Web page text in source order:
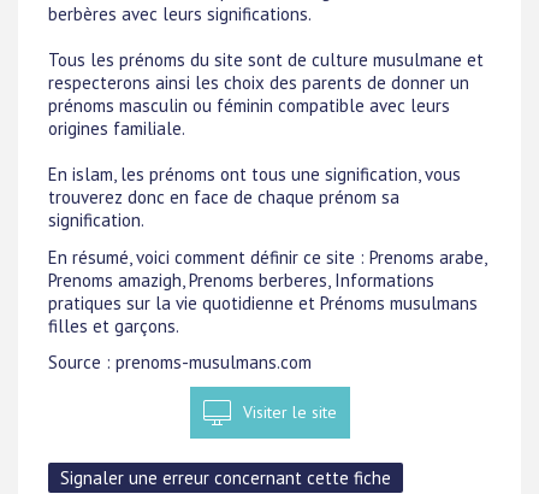
berbères avec leurs significations.
Tous les prénoms du site sont de culture musulmane et
respecterons ainsi les choix des parents de donner un
prénoms masculin ou féminin compatible avec leurs
origines familiale.
En islam, les prénoms ont tous une signification, vous
trouverez donc en face de chaque prénom sa
signification.
En résumé, voici comment définir ce site : Prenoms arabe,
Prenoms amazigh, Prenoms berberes, Informations
pratiques sur la vie quotidienne et Prénoms musulmans
filles et garçons.
Source : prenoms-musulmans.com
Visiter le site